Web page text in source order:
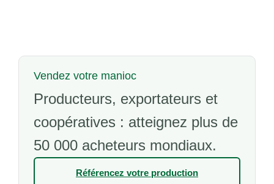
Vendez votre manioc
Producteurs, exportateurs et
coopératives : atteignez plus de
50 000 acheteurs mondiaux.
Référencez votre production